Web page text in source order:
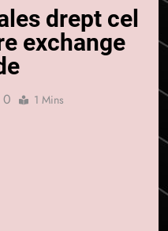
drept cel
exchange
0 1 Mins